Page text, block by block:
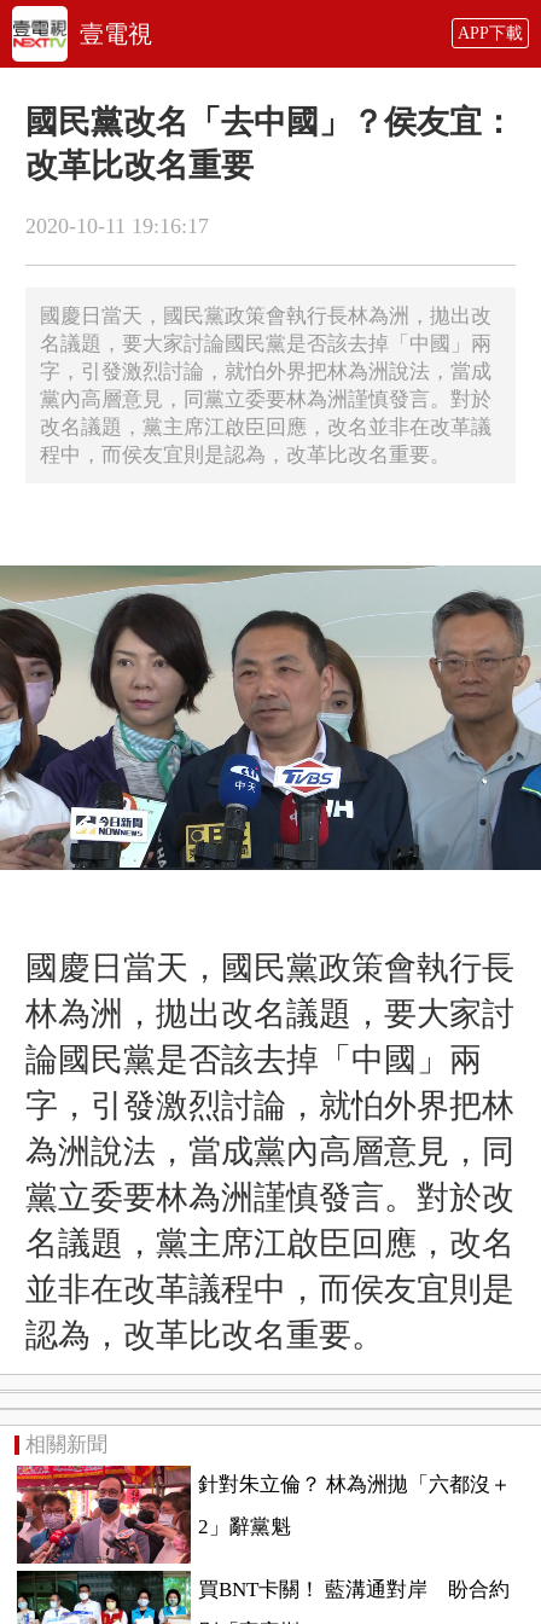
壹電視 APP下載
國民黨改名「去中國」？侯友宜：
改革比改名重要
2020-10-11 19:16:17
​國慶日當天，國民黨政策會執行長林為洲，拋出改
名議題，要大家討論國民黨是否該去掉「中國」兩
字，引發激烈討論，就怕外界把林為洲說法，當成
黨內高層意見，同黨立委要林為洲謹慎發言。對於
改名議題，黨主席江啟臣回應，改名並非在改革議
程中，而侯友宜則是認為，改革比改名重要。
國慶日當天，國民黨政策會執行長
林為洲，拋出改名議題，要大家討
論國民黨是否該去掉「中國」兩
字，引發激烈討論，就怕外界把林
為洲說法，當成黨內高層意見，同
黨立委要林為洲謹慎發言。對於改
名議題，黨主席江啟臣回應，改名
並非在改革議程中，而侯友宜則是
認為，改革比改名重要。
相關新聞
針對朱立倫？ 林為洲拋「六都沒＋
2」辭黨魁
買BNT卡關！ 藍溝通對岸 盼合約